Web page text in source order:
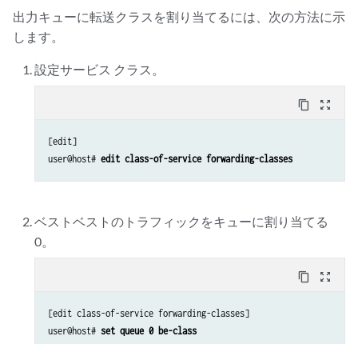
出力キューに転送クラスを割り当てるには、次の方法に示
します。
設定サービス クラス。
content_copy zoom_out_map
[edit]
user@host# edit class-of-service forwarding-classes
ベストベストのトラフィックをキューに割り当てる
0。
content_copy zoom_out_map
[edit class-of-service forwarding-classes]
user@host# set queue 0 be-class